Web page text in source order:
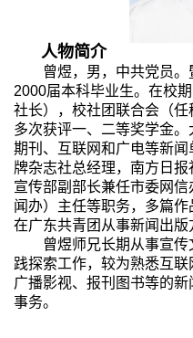
人物简介
曾煜，男，中共党员
2000届本科毕业生。在校
社长），校社团联合会（
多次获评一、二等奖学金。
期刊、互联网和广电等新
牌杂志社总经理，南方日
宣传部副部长兼任市委网
闻办）主任等职务，多篇作
在广东共青团从事新闻出版
曾煜师兄长期从事宣
践探索工作，较为熟悉互联
广播影视、报刊图书等的
事务。